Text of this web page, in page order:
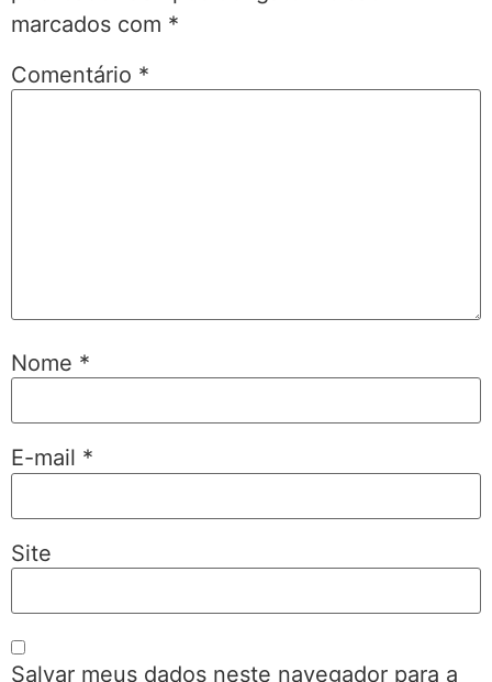
marcados com *
Comentário *
Nome *
E-mail *
Site
Salvar meus dados neste navegador para a